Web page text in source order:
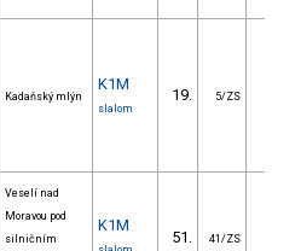
Kadaňský mlýn
K1M
slalom
19. 5/ZS
Veselí nad
Moravou pod
silničním
K1M
51. 41/ZS